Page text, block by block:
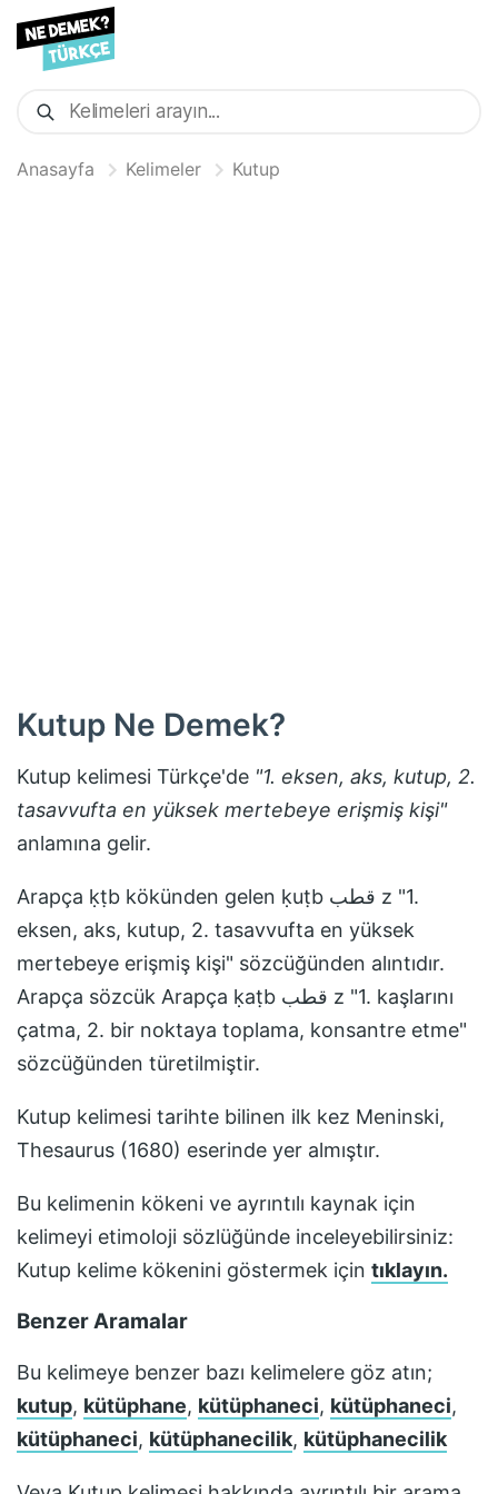
Anasayfa Kelimeler Kutup
Kutup Ne Demek?
Kutup kelimesi Türkçe'de "1. eksen, aks, kutup, 2.
tasavvufta en yüksek mertebeye erişmiş kişi"
anlamına gelir.
Arapça ḳṭb kökünden gelen ḳuṭb قطب z "1.
eksen, aks, kutup, 2. tasavvufta en yüksek
mertebeye erişmiş kişi" sözcüğünden alıntıdır.
Arapça sözcük Arapça ḳaṭb قطب z "1. kaşlarını
çatma, 2. bir noktaya toplama, konsantre etme"
sözcüğünden türetilmiştir.
Kutup kelimesi tarihte bilinen ilk kez Meninski,
Thesaurus (1680) eserinde yer almıştır.
Bu kelimenin kökeni ve ayrıntılı kaynak için
kelimeyi etimoloji sözlüğünde inceleyebilirsiniz:
Kutup kelime kökenini göstermek için tıklayın.
Benzer Aramalar
Bu kelimeye benzer bazı kelimelere göz atın;
kutup, kütüphane, kütüphaneci, kütüphaneci,
kütüphaneci, kütüphanecilik, kütüphanecilik